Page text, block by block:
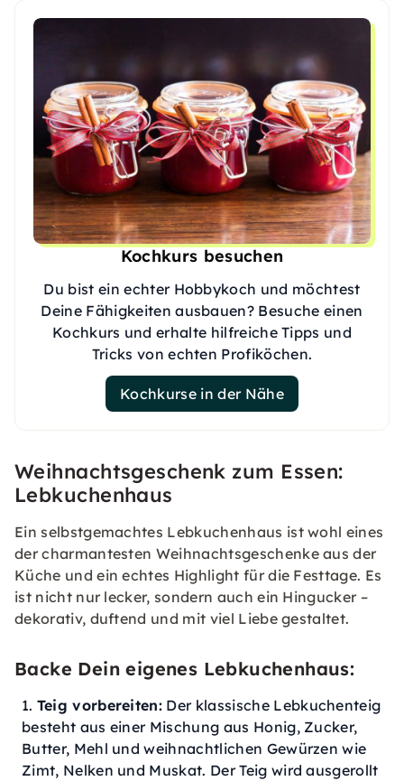
Kochkurs besuchen
Du bist ein echter Hobbykoch und möchtest
Deine Fähigkeiten ausbauen? Besuche einen
Kochkurs und erhalte hilfreiche Tipps und
Tricks von echten Profiköchen.
Kochkurse in der Nähe
Weihnachtsgeschenk zum Essen:
Lebkuchenhaus
Ein selbstgemachtes Lebkuchenhaus ist wohl eines
der charmantesten Weihnachtsgeschenke aus der
Küche und ein echtes Highlight für die Festtage. Es
ist nicht nur lecker, sondern auch ein Hingucker –
dekorativ, duftend und mit viel Liebe gestaltet.
Backe Dein eigenes Lebkuchenhaus:
Teig vorbereiten: Der klassische Lebkuchenteig
besteht aus einer Mischung aus Honig, Zucker,
Butter, Mehl und weihnachtlichen Gewürzen wie
Zimt, Nelken und Muskat. Der Teig wird ausgerollt